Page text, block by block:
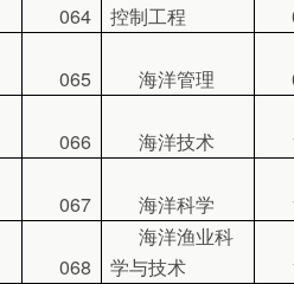
064
控制工程
065 海洋管理
066 海洋技术
067 海洋科学
068
海洋渔业科
学与技术